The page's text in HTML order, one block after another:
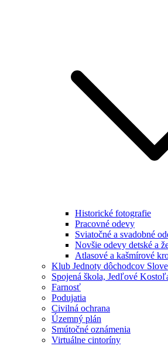
Historické fotografie
Pracovné odevy
Sviatočné a svadobné
Novšie odevy detské a
Atlasové a kašmírové
Klub Jednoty dôchodcov
Spojená škola, Jedľové
Farnosť
Podujatia
Civilná ochrana
Územný plán
Smútočné oznámenia
Virtuálne cintoríny